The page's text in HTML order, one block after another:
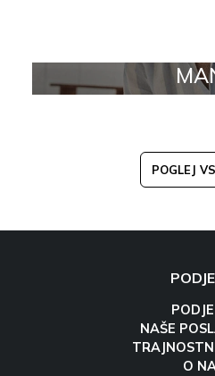
POGLEJ
NAŠE
O